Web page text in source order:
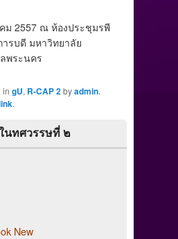
ม 2557 ณ ห้องประชุมรพี
รบดี มหาวิทยาลัย
พระนคร
in gU, R-CAP 2byadmin.
.
นทศวรรษที่ ๒
New